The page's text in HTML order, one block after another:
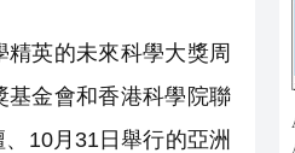
英的未來科學大獎周
基金會和香港科學院聯
10月31日舉行的亞洲